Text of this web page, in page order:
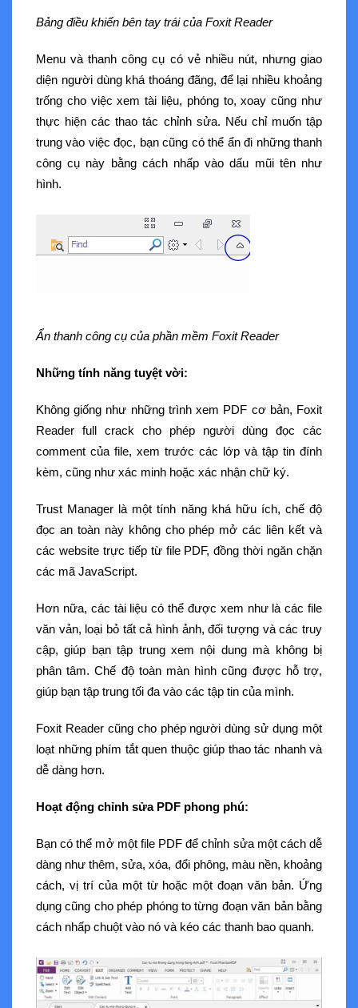
Bảng điều khiển bên tay trái của Foxit Reader
Menu và thanh công cụ có vẻ nhiều nút, nhưng giao
diện người dùng khá thoáng đãng, để lại nhiều khoảng
trống cho việc xem tài liệu, phóng to, xoay cũng như
thực hiện các thao tác chỉnh sửa. Nếu chỉ muốn tập
trung vào việc đọc, bạn cũng có thể ẩn đi những thanh
công cụ này bằng cách nhấp vào dấu mũi tên như
hình.
Ẩn thanh công cụ của phần mềm Foxit Reader
Những tính năng tuyệt vời:
Không giống như những trình xem PDF cơ bản, Foxit
Reader full crack cho phép người dùng đọc các
comment của file, xem trước các lớp và tập tin đính
kèm, cũng như xác minh hoặc xác nhận chữ ký.
Trust Manager là một tính năng khá hữu ích, chế độ
đọc an toàn này không cho phép mở các liên kết và
các website trực tiếp từ file PDF, đồng thời ngăn chặn
các mã JavaScript.
Hơn nữa, các tài liệu có thể được xem như là các file
văn vản, loại bỏ tất cả hình ảnh, đối tượng và các truy
cập, giúp bạn tập trung xem nội dung mà không bị
phân tâm. Chế độ toàn màn hình cũng được hỗ trợ,
giúp bạn tập trung tối đa vào các tập tin của mình.
Foxit Reader cũng cho phép người dùng sử dụng một
loạt những phím tắt quen thuộc giúp thao tác nhanh và
dễ dàng hơn.
Hoạt động chỉnh sửa PDF phong phú:
Bạn có thể mở một file PDF để chỉnh sửa một cách dễ
dàng như thêm, sửa, xóa, đổi phông, màu nền, khoảng
cách, vị trí của một từ hoặc một đoạn văn bản. Ứng
dụng cũng cho phép phóng to từng đoạn văn bản bằng
cách nhấp chuột vào nó và kéo các thanh bao quanh.